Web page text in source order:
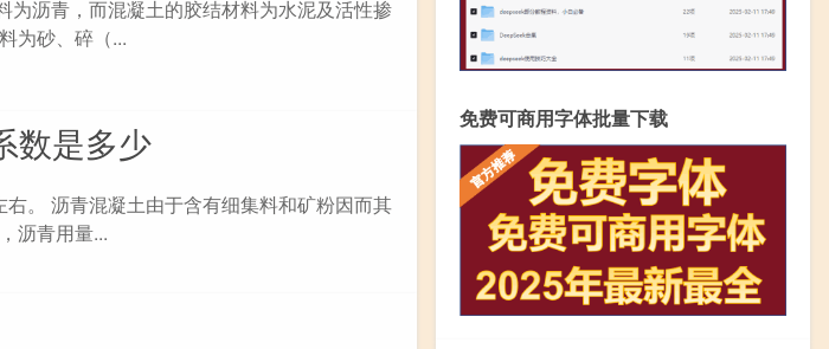
沥青，而混凝土的胶结材料为水泥及活性掺
为砂、碎（...
数是多少
。 沥青混凝土由于含有细集料和矿粉因而其
沥青用量...
免费可商用字体批量下载